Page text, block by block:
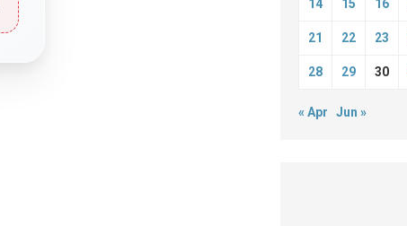
14 15 16
21 22 23
28 29 30
« Apr Jun »